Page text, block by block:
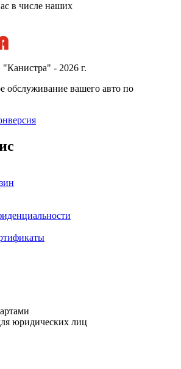
в числе наших
"Канистра" - 2026 г.
обслуживание вашего авто по
юридических лиц